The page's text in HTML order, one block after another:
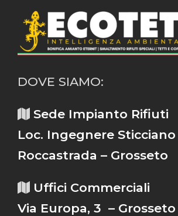
DOVE SIAMO:
Sede Impianto Rifiuti
Loc. Ingegnere Sticciano
Roccastrada – Grosseto
Uffici Commerciali
Via Europa, 3 – Grosseto